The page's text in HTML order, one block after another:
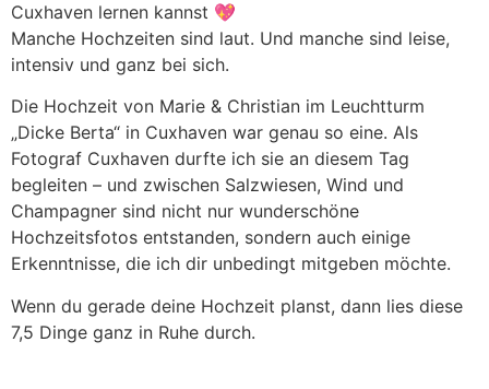
Cuxhaven lernen kannst 💖
Manche Hochzeiten sind laut. Und manche sind leise,
intensiv und ganz bei sich.
Die Hochzeit von Marie & Christian im Leuchtturm
„Dicke Berta“ in Cuxhaven war genau so eine. Als
Fotograf Cuxhaven durfte ich sie an diesem Tag
begleiten – und zwischen Salzwiesen, Wind und
Champagner sind nicht nur wunderschöne
Hochzeitsfotos entstanden, sondern auch einige
Erkenntnisse, die ich dir unbedingt mitgeben möchte.
Wenn du gerade deine Hochzeit planst, dann lies diese
7,5 Dinge ganz in Ruhe durch.